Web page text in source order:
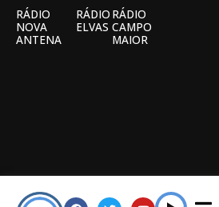
RÁDIO
NOVA
ANTENA
RÁDIO
ELVAS
RÁDIO
CAMPO
MAIOR